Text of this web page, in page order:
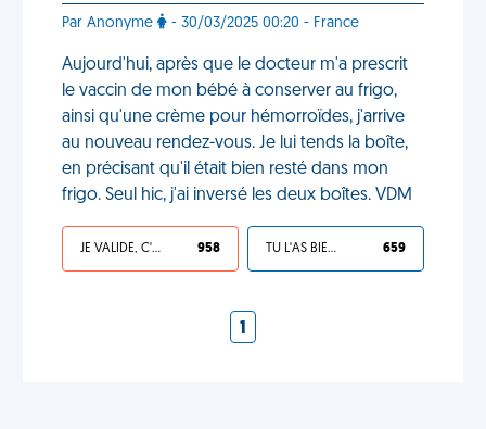
Par Anonyme - 30/03/2025 00:20 - France
Aujourd'hui, après que le docteur m'a prescrit
le vaccin de mon bébé à conserver au frigo,
ainsi qu'une crème pour hémorroïdes, j'arrive
au nouveau rendez-vous. Je lui tends la boîte,
en précisant qu'il était bien resté dans mon
frigo. Seul hic, j'ai inversé les deux boîtes. VDM
JE VALIDE, C'EST UNE VDM 958 TU L'AS BIEN MÉRITÉ 659
1